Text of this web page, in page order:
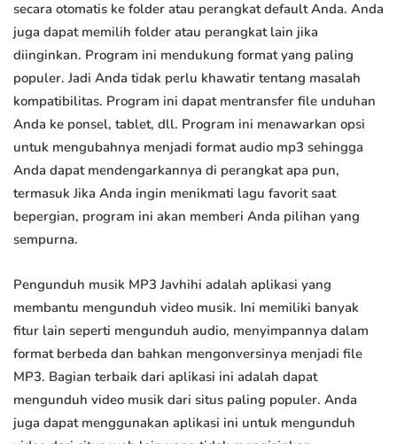
secara otomatis ke folder atau perangkat default Anda. Anda
juga dapat memilih folder atau perangkat lain jika
diinginkan. Program ini mendukung format yang paling
populer. Jadi Anda tidak perlu khawatir tentang masalah
kompatibilitas. Program ini dapat mentransfer file unduhan
Anda ke ponsel, tablet, dll. Program ini menawarkan opsi
untuk mengubahnya menjadi format audio mp3 sehingga
Anda dapat mendengarkannya di perangkat apa pun,
termasuk Jika Anda ingin menikmati lagu favorit saat
bepergian, program ini akan memberi Anda pilihan yang
sempurna.
Pengunduh musik MP3 Javhihi adalah aplikasi yang
membantu mengunduh video musik. Ini memiliki banyak
fitur lain seperti mengunduh audio, menyimpannya dalam
format berbeda dan bahkan mengonversinya menjadi file
MP3. Bagian terbaik dari aplikasi ini adalah dapat
mengunduh video musik dari situs paling populer. Anda
juga dapat menggunakan aplikasi ini untuk mengunduh